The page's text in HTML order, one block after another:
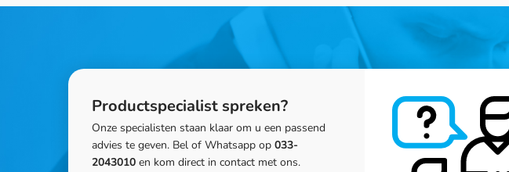
Productspecialist spreken?
Onze specialisten staan klaar om u een passend
advies te geven. Bel of Whatsapp op 033-
2043010 en kom direct in contact met ons.